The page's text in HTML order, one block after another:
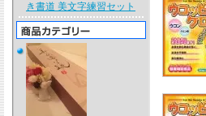
き書道 美文字練習セット